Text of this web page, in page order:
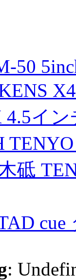
50
4.5イ
TENYO
砥
: